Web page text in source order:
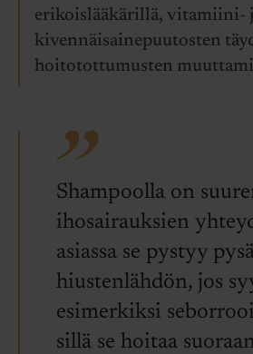
erikoislääkärillä, vitamiini-
kivennäisainepuutosten
hoitotottumusten
Shampoolla on
ihosairauksien
asiassa se pystyy
hiustenlähdön, jos
esimerkiksi
sillä se hoitaa